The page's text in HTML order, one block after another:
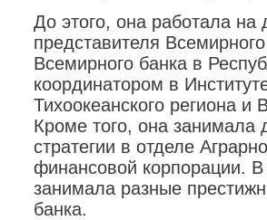
До этого, она работала на
представителя
Всемирного банка в
координатором в
Тихоокеанского региона и
Кроме того, она занимала
стратегии в отделе
финансовой корпорации.
занимала разные
банка.